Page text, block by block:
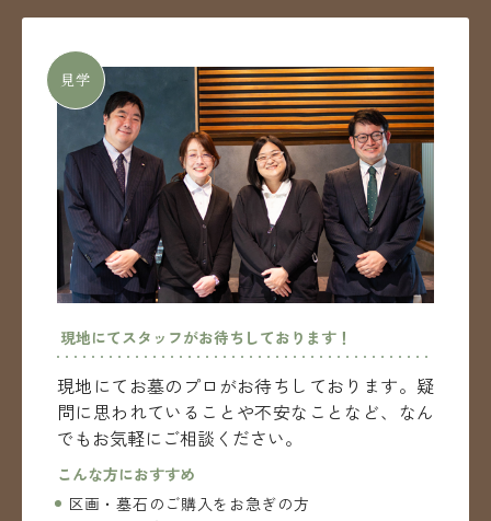
見学
現地にてスタッフがお待ちしております！
現地にてお墓のプロがお待ちしております。 疑
問に思われていることや不安なことなど、 なん
でもお気軽にご相談ください。
こんな方におすすめ
区画・墓石のご購入をお急ぎの方